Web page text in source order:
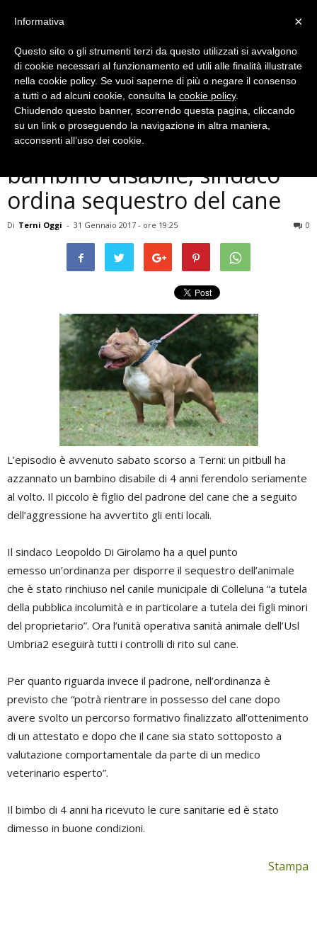
Cronaca
Terni, pitbull morde
bambino disabile, sindaco
ordina sequestro del cane
Di Terni Oggi - 31 Gennaio 2017 - ore 19:25 0
L’episodio è avvenuto sabato scorso a Terni: un pitbull ha
azzannato un bambino disabile di 4 anni ferendolo seriamente
al volto. Il piccolo è figlio del padrone del cane che a seguito
dell’aggressione ha avvertito gli enti locali.
Il sindaco Leopoldo Di Girolamo ha a quel punto
emesso un’ordinanza per disporre il sequestro dell’animale
che è stato rinchiuso nel canile municipale di Colleluna “a tutela
della pubblica incolumità e in particolare a tutela dei figli minori
del proprietario”. Ora l’unità operativa sanità animale dell’Usl
Umbria2 eseguirà tutti i controlli di rito sul cane.
Per quanto riguarda invece il padrone, nell’ordinanza è
previsto che “potrà rientrare in possesso del cane dopo
avere svolto un percorso formativo finalizzato all’ottenimento
di un attestato e dopo che il cane sia stato sottoposto a
valutazione comportamentale da parte di un medico
veterinario esperto”.
Il bimbo di 4 anni ha ricevuto le cure sanitarie ed è stato
dimesso in buone condizioni.
Stampa
×
Informativa
Questo sito o gli strumenti terzi da questo utilizzati si avvalgono
di cookie necessari al funzionamento ed utili alle finalità illustrate
nella cookie policy. Se vuoi saperne di più o negare il consenso
a tutti o ad alcuni cookie, consulta la cookie policy.
Chiudendo questo banner, scorrendo questa pagina, cliccando
su un link o proseguendo la navigazione in altra maniera,
acconsenti all’uso dei cookie.